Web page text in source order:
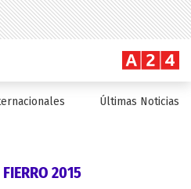
Últimas Noticias
2015